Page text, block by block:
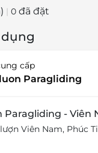
| 0 đã đặt
cấp
Paragliding
Paragliding - Viên
Viên Nam, Phúc